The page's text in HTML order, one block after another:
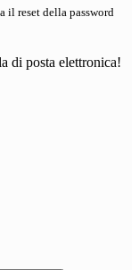
il reset della password
di posta elettronica!